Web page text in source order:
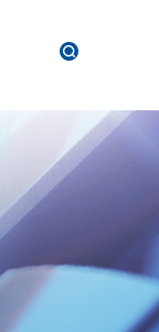
直读光谱仪 直读光谱分析仪 LAB S